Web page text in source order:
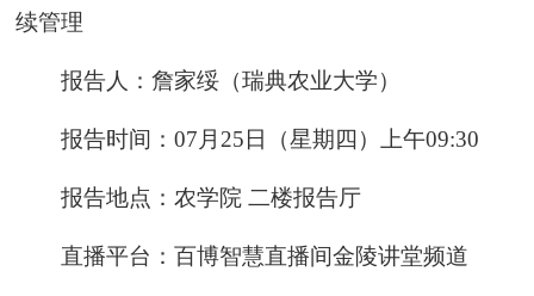
续管理
报告人：詹家绥（瑞典农业大学）
报告时间：07月25日（星期四）上午09:30
报告地点：农学院 二楼报告厅
直播平台：百博智慧直播间金陵讲堂频道